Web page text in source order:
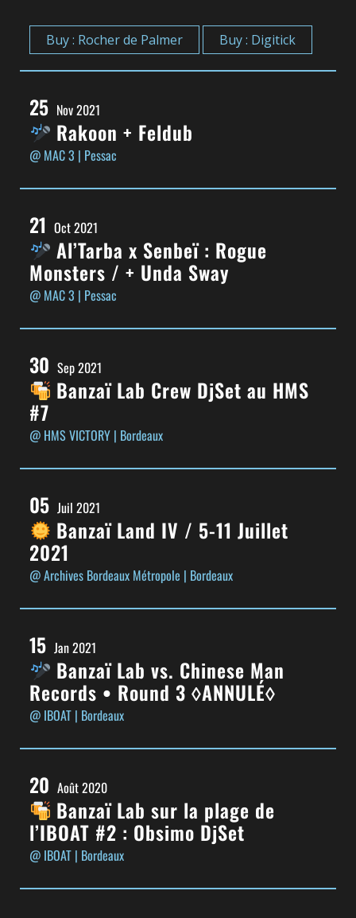
Buy : Rocher de Palmer Buy : Digitick
25 Nov 2021
Rakoon + Feldub
@ MAC 3 | Pessac
21 Oct 2021
Al’Tarba x Senbeï : Rogue
Monsters / + Unda Sway
@ MAC 3 | Pessac
30 Sep 2021
Banzaï Lab Crew DjSet au HMS
#7
@ HMS VICTORY | Bordeaux
05 Juil 2021
Banzaï Land IV / 5-11 Juillet
2021
@ Archives Bordeaux Métropole | Bordeaux
15 Jan 2021
Banzaï Lab vs. Chinese Man
Records • Round 3 ◊ANNULÉ◊
@ IBOAT | Bordeaux
20 Août 2020
Banzaï Lab sur la plage de
l’IBOAT #2 : Obsimo DjSet
@ IBOAT | Bordeaux